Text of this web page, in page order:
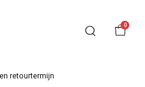
0
retourtermijn